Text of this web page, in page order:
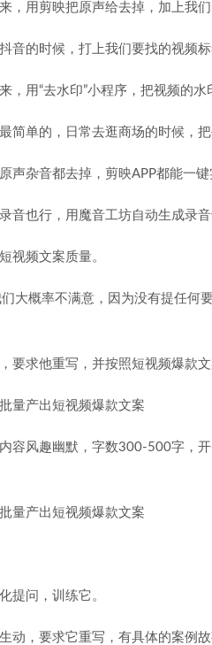
，用剪映把原声给去掉，加上我
音的时候，打上我们要找的视频标
，用“去水印”小程序，把视频的水
简单的，日常去逛商场的时候，
声杂音都去掉，剪映APP都能一键
音也行，用魔音工坊自动生成录音
视频文案质量。
大概率不满意，因为没有提任何
要求他重写，并按照短视频爆款
容风趣幽默，字数300-500字，
提问，训练它。
动，要求它重写，有具体的案例故